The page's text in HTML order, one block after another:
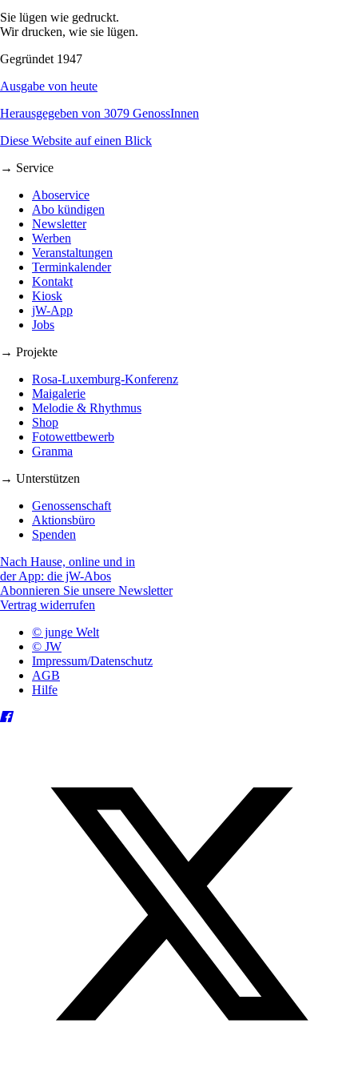
Sie lügen wie gedruckt.
Wir drucken, wie sie lügen.
Gegründet 1947
Ausgabe von heute
Herausgegeben von 3079 GenossInnen
Diese Website auf einen Blick
→ Service
Aboservice
Abo kündigen
Newsletter
Werben
Veranstaltungen
Terminkalender
Kontakt
Kiosk
jW-App
Jobs
→ Projekte
Rosa-Luxemburg-Konferenz
Maigalerie
Melodie & Rhythmus
Shop
Fotowettbewerb
Granma
→ Unterstützen
Genossenschaft
Aktionsbüro
Spenden
Nach Hause, online und in
der App: die jW-Abos
Abonnieren Sie unsere Newsletter
Vertrag widerrufen
© junge Welt
© JW
Impressum/Datenschutz
AGB
Hilfe